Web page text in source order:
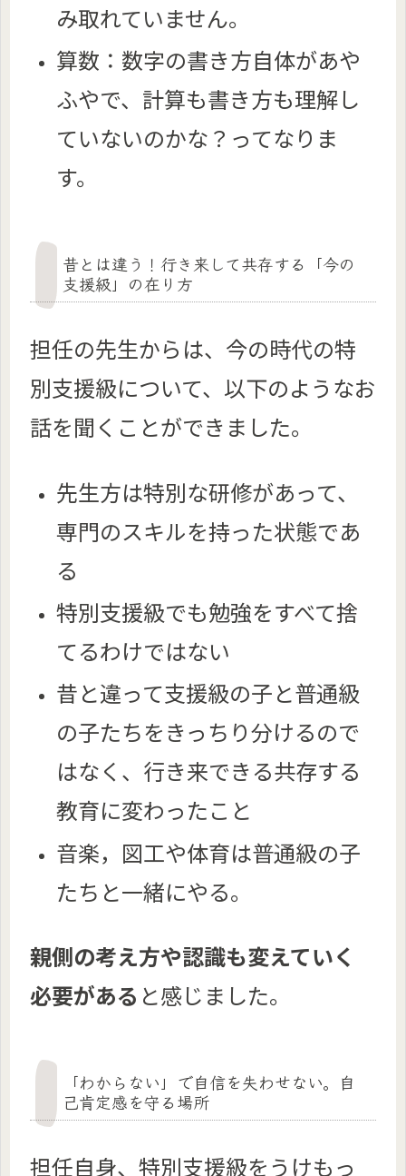
み取れていません。
算数：数字の書き方自体があや
ふやで、計算も書き方も理解し
ていないのかな？ってなりま
す。
昔とは違う！行き来して共存する「今の
支援級」の在り方
担任の先生からは、今の時代の特
別支援級について、以下のようなお
話を聞くことができました。
先生方は特別な研修があって、
専門のスキルを持った状態であ
る
特別支援級でも勉強をすべて捨
てるわけではない
昔と違って支援級の子と普通級
の子たちをきっちり分けるので
はなく、行き来できる共存する
教育に変わったこと
音楽，図工や体育は普通級の子
たちと一緒にやる。
親側の考え方や認識も変えていく
必要がある と感じました。
「わからない」で自信を失わせない。自
己肯定感を守る場所
担任自身、特別支援級をうけもっ